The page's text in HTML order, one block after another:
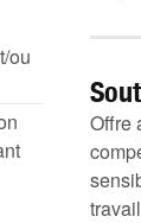
ou
Offre